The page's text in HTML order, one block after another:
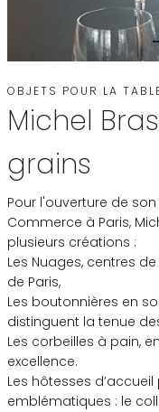
OBJETS POUR LA
Michel
grains
Pour l'ouverture de
Commerce à Paris,
plusieurs créations :
Les Nuages, centres
de Paris,
Les boutonnières en
distinguent la tenue
Les corbeilles à pain,
excellence.
Les hôtesses
emblématiques : le